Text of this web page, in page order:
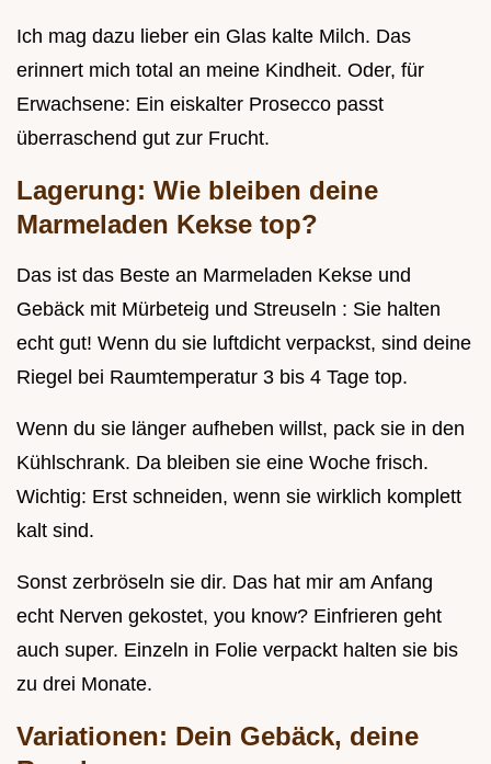
Ich mag dazu lieber ein Glas kalte Milch. Das
erinnert mich total an meine Kindheit. Oder, für
Erwachsene: Ein eiskalter Prosecco passt
überraschend gut zur Frucht.
Lagerung: Wie bleiben deine
Marmeladen Kekse top?
Das ist das Beste an Marmeladen Kekse und
Gebäck mit Mürbeteig und Streuseln : Sie halten
echt gut! Wenn du sie luftdicht verpackst, sind deine
Riegel bei Raumtemperatur 3 bis 4 Tage top.
Wenn du sie länger aufheben willst, pack sie in den
Kühlschrank. Da bleiben sie eine Woche frisch.
Wichtig: Erst schneiden, wenn sie wirklich komplett
kalt sind.
Sonst zerbröseln sie dir. Das hat mir am Anfang
echt Nerven gekostet, you know? Einfrieren geht
auch super. Einzeln in Folie verpackt halten sie bis
zu drei Monate.
Variationen: Dein Gebäck, deine